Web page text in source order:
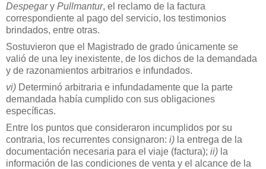
Despegary Pullmantur, el reclamo de la factura
correspondiente al pago del servicio, los testimonios
brindados, entre otras.
Sostuvieron que el Magistrado de grado únicamente se
valió de una ley inexistente, de los dichos de la demandada
y de razonamientos arbitrarios e infundados.
vi) Determinó arbitraria e infundadamente que la parte
demandada había cumplido con sus obligaciones
específicas.
Entre los puntos que consideraron incumplidos por su
contraria, los recurrentes consignaron: i) la entrega de la
documentación necesaria para el viaje (factura); ii) la
información de las condiciones de venta y el alcance de la